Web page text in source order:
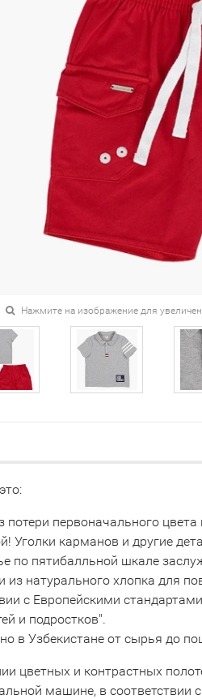
Нажмите на изображение для
потери первоначального
Уголки карманов и другие
по пятибалльной шкале
из натурального хлопка для
с Европейскими
и подростков".
в Узбекистане от сырья до
цветных и контрастных
машине, в